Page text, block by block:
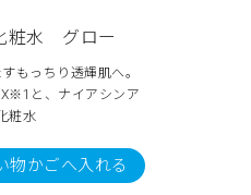
粧水 グロー
もっちり透輝肌へ。
と、ナイアシンア
粧水
物かごへ入れる